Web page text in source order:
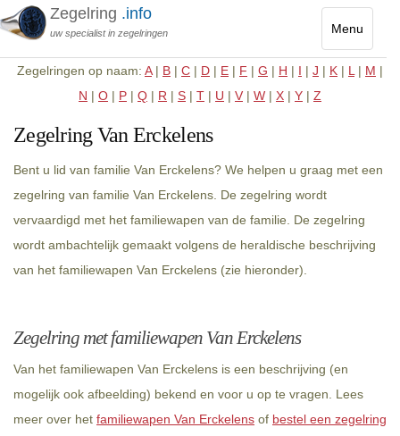
Menu
Toggle
Zegelring .info
uw specialist in zegelringen
Zegelringen op naam: A| B | C | D | E | F | G | H | I | J | K | L | M |
N | O | P | Q | R | S | T | U | V | W | X | Y | Z
Zegelring Van Erckelens
Bent u lid van familie Van Erckelens? We helpen u graag met een
zegelring van familie Van Erckelens. De zegelring wordt
vervaardigd met het familiewapen van de familie. De zegelring
wordt ambachtelijk gemaakt volgens de heraldische beschrijving
van het familiewapen Van Erckelens (zie hieronder).
Zegelring met familiewapen Van Erckelens
Van het familiewapen Van Erckelens is een beschrijving (en
mogelijk ook afbeelding) bekend en voor u op te vragen. Lees
meer over het familiewapen Van Erckelens of bestel een zegelring